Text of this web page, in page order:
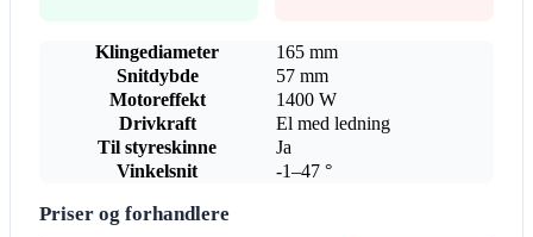
Klingediameter
165 mm
Snitdybde
57 mm
Motoreffekt
1400 W
Drivkraft
El med ledning
Til styreskinne
Ja
Vinkelsnit
-1–47 °
Priser og forhandlere